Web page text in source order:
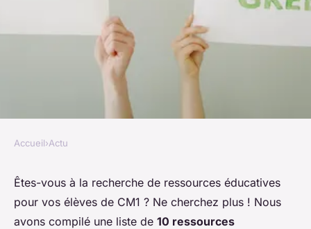
10 ressources incontournables
pour cm1 à découvrir !
Accueil›Actu
Êtes-vous à la recherche de ressources éducatives
pour vos élèves de CM1 ? Ne cherchez plus ! Nous
avons compilé une liste de 10 ressources